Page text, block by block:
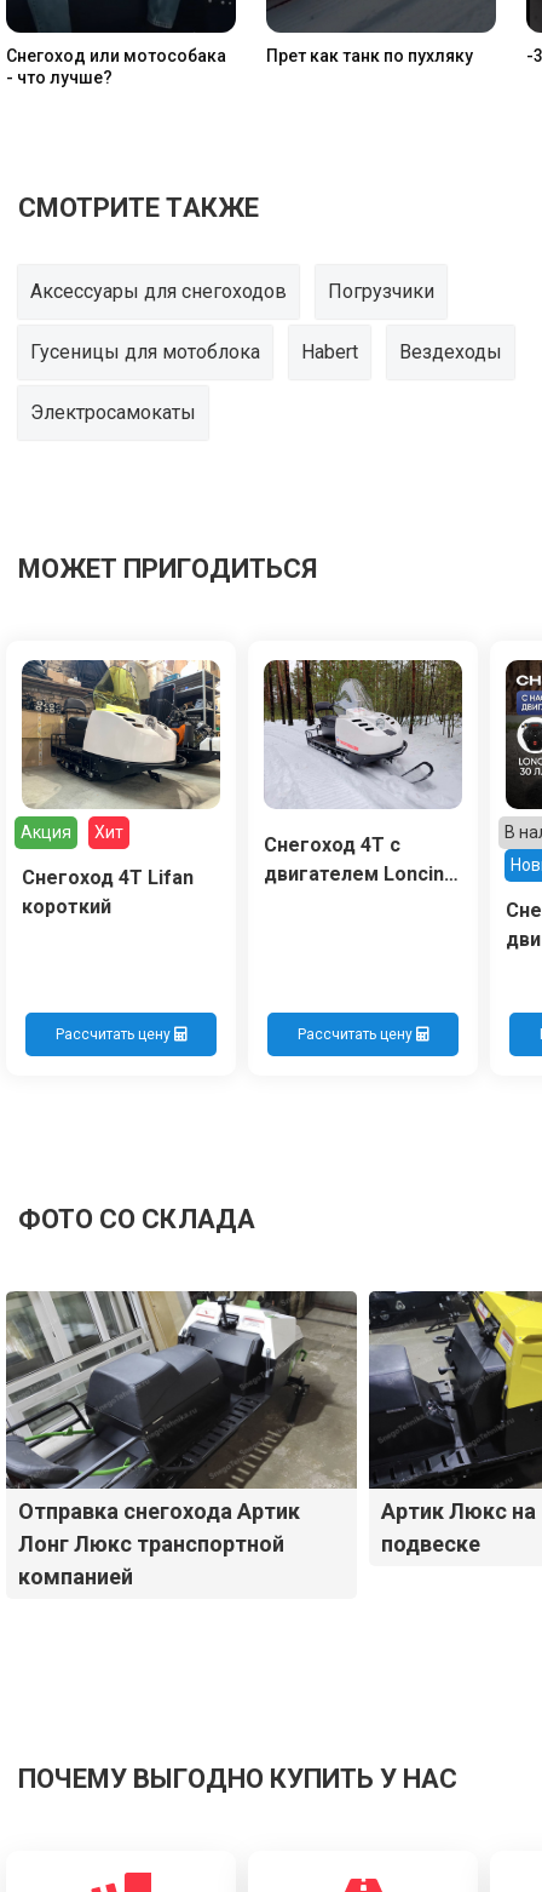
Снегоход или мотособака
- что лучше
Прет как танк по пухляку -
СМОТРИТЕ ТАКЖЕ
Аксессуары для снегоходов Погрузчики
Гусеницы для мотоблока Habert Вездеходы
Электросамокаты
МОЖЕТ ПРИГОДИТЬСЯ
Акция Хит
Снегоход 4Т Lifan
короткий
Рассчитать цену
Снегоход 4Т с
двигателем Loncin
Рассчитать цену
В
ФОТО СО СКЛАДА
Отправка снегохода Артик
Лонг Люкс транспортной
компанией
Артик Люкс на
подвеске
ПОЧЕМУ ВЫГОДНО КУПИТЬ У НАС